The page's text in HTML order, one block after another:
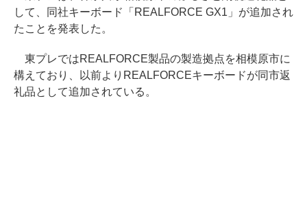
して、同社キーボード「REALFORCE GX1」が追加され
たことを発表した。
東プレではREALFORCE製品の製造拠点を相模原市に
構えており、以前よりREALFORCEキーボードが同市返
礼品として追加されている。